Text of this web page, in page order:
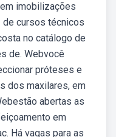
imobilizações
cursos técnicos
no catálogo de
de. Webvocê
próteses e
dos maxilares, em
abertas as
em
Há vagas para as